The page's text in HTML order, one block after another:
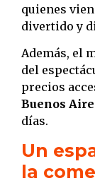
quienes
divertido y
Además, el
del
precios
Buenos
días.
Un
la